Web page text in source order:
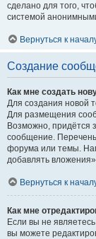
сделано для того,
системой
Вернуться к
Создание
Как мне создать
Для создания новой
Для размещения
Возможно, придётся
сообщение.
форума или темы.
добавлять
Вернуться к
Как мне
Если вы не
вы можете